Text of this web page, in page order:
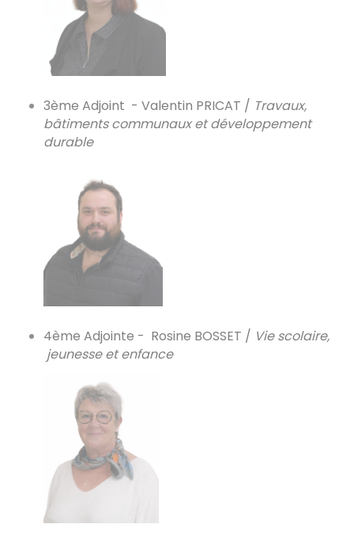
3ème Adjoint - Valentin PRICAT / Travaux,
bâtiments communaux et développement
durable
​​​​​​​4ème Adjointe - Rosine BOSSET / Vie scolaire,
jeunesse et enfance